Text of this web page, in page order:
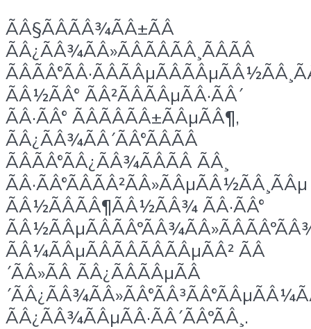
ÃÂ§ÃÂÃÂ¾ÃÂ±ÃÂ
ÃÂ¿ÃÂ¾ÃÂ»ÃÂÃÂÃÂ¸ÃÂÃÂ
ÃÂ½ÃÂ° ÃÂ²ÃÂÃÂµÃÂ·ÃÂ´
ÃÂ·ÃÂ° ÃÂÃÂÃÂ±ÃÂµÃÂ¶,
ÃÂ¿ÃÂ¾ÃÂ´ÃÂ°ÃÂÃÂ
ÃÂÃÂ°ÃÂ¿ÃÂ¾ÃÂÃÂ ÃÂ¸
ÃÂ·ÃÂ°ÃÂÃÂ²ÃÂ»ÃÂµÃÂ½ÃÂ¸ÃÂµ
ÃÂ½ÃÂÃÂ¶ÃÂ½ÃÂ¾ ÃÂ·ÃÂ°
ÃÂ¼ÃÂµÃÂÃÂÃÂÃÂµÃÂ² ÃÂ
´ÃÂ»ÃÂ ÃÂ¿ÃÂÃÂµÃÂ
ÃÂ¿ÃÂ¾ÃÂµÃÂ·ÃÂ´ÃÂºÃÂ¸.